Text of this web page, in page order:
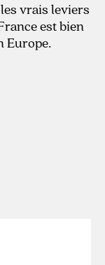
vrais leviers
est bien
Europe.